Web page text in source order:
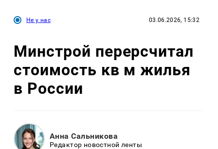
Не у нас 03.06.2026, 15:32
Минстрой перерсчитал
стоимость кв м жилья
в России
Анна Сальникова
Редактор новостной ленты